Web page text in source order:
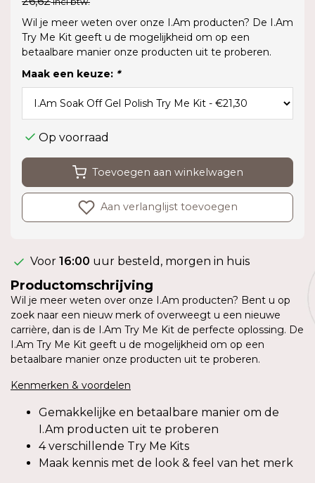
Wil je meer weten over onze I.Am producten? De I.Am
Try Me Kit geeft u de mogelijkheid om op een
betaalbare manier onze producten uit te proberen.
Maak een keuze: *
Op voorraad
Toevoegen aan winkelwagen
Aan verlanglijst toevoegen
Voor 16:00 uur besteld, morgen in huis
Productomschrijving
Wil je meer weten over onze I.Am producten? Bent u op
zoek naar een nieuw merk of overweegt u een nieuwe
carrière, dan is de I.Am Try Me Kit de perfecte oplossing. De
I.Am Try Me Kit geeft u de mogelijkheid om op een
betaalbare manier onze producten uit te proberen.
Kenmerken & voordelen
Gemakkelijke en betaalbare manier om de
I.Am producten uit te proberen
4 verschillende Try Me Kits
Maak kennis met de look & feel van het merk